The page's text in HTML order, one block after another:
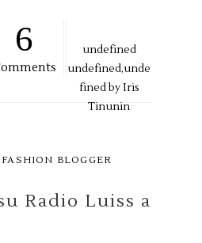
6
undefined
undefined,unde
fined byIris
Tinunin
FASHION BLOGGER
Radio Luiss a